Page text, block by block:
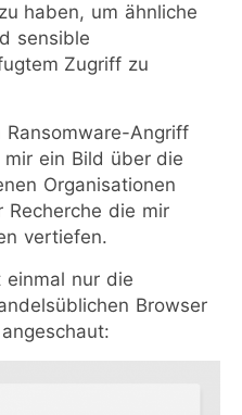
haben, um ähnliche
sensible
Zugriff zu
Angriff
ein Bild über die
Organisationen
die mir
vertiefen.
einmal nur die
Browser